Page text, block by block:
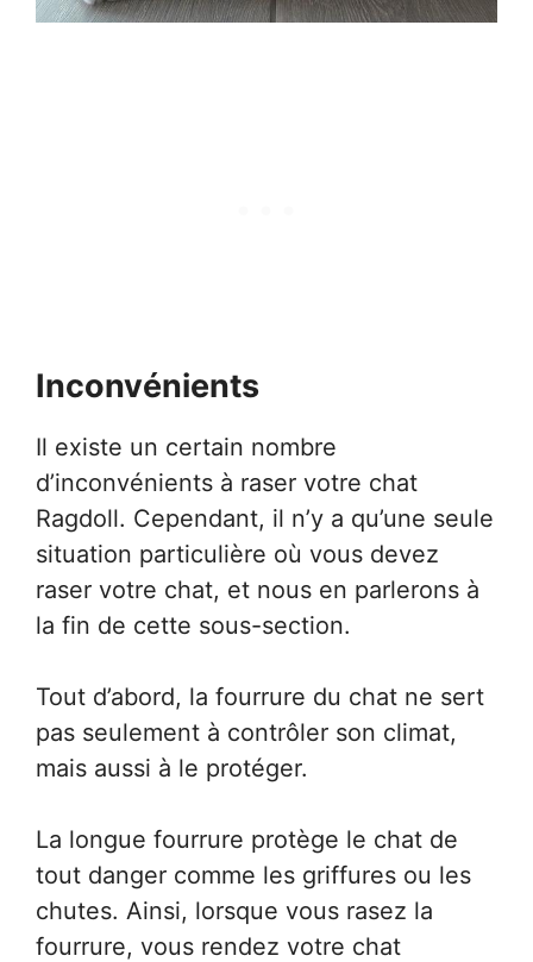
Inconvénients
Il existe un certain nombre
d’inconvénients à raser votre chat
Ragdoll. Cependant, il n’y a qu’une seule
situation particulière où vous devez
raser votre chat, et nous en parlerons à
la fin de cette sous-section.
Tout d’abord, la fourrure du chat ne sert
pas seulement à contrôler son climat,
mais aussi à le protéger.
La longue fourrure protège le chat de
tout danger comme les griffures ou les
chutes. Ainsi, lorsque vous rasez la
fourrure, vous rendez votre chat